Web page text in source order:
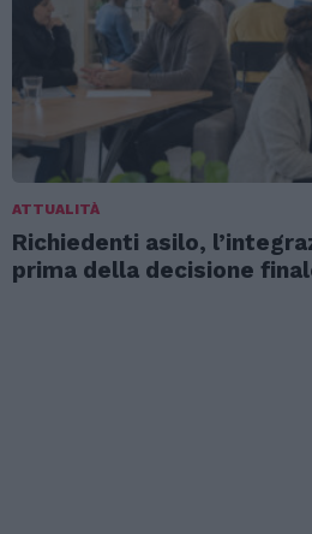
ATTUALITÀ
Richiedenti asilo,
prima della decisione